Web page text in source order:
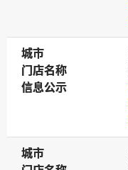
城市
城市
门店名称
门店名称
信息公示
信息公示
城市
城市